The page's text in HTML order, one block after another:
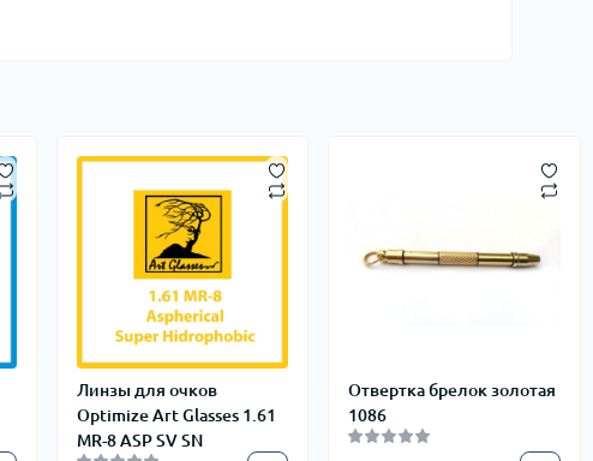
Линзы для очков
Optimize Art Glasses 1.61
MR-8 ASP SV SN
Отвертка брелок золотая
1086